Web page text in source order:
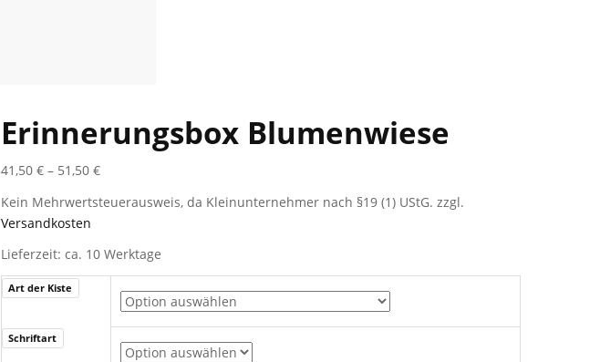
Erinnerungsbox Blumenwiese
41,50 € – 51,50 €
Kein Mehrwertsteuerausweis, da Kleinunternehmer nach §19 (1) UStG. zzgl.
Versandkosten
Lieferzeit: ca. 10 Werktage
Art der Kiste
Schriftart